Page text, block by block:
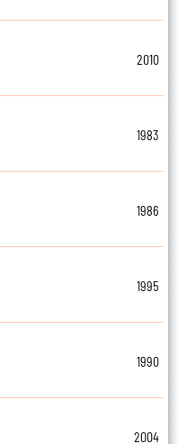
2010
1983
1986
1995
1990
2004